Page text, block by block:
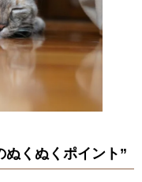
ぬくぬくポイント”